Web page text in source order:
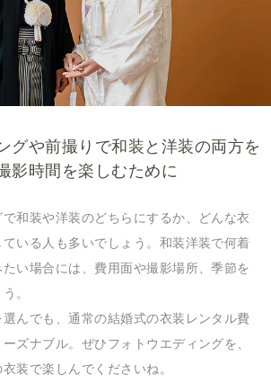
グや前撮りで和装と洋装の両方を
影時間を楽しむために
和装や洋装のどちらにするか、どんな衣
いる人も多いでしょう。和装洋装で何着
い場合には、費用面や撮影場所、季節を
。
んでも、通常の結婚式の衣装レンタル費
ズナブル。ぜひフォトウエディングを、
装で楽しんでくださいね。